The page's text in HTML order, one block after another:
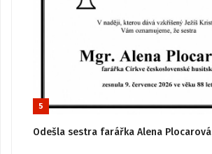
5
Odešla sestra farářka Alena Plocarová